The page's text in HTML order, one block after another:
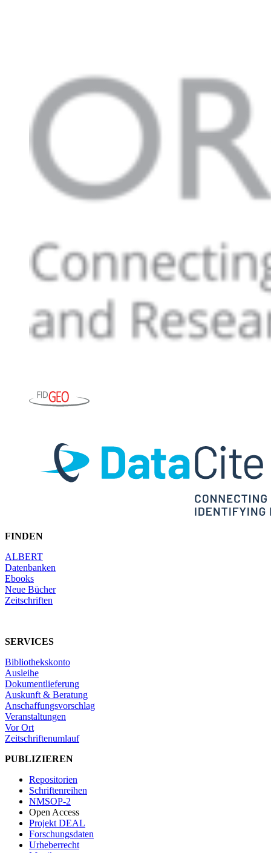
FINDEN
ALBERT
Datenbanken
Ebooks
Neue Bücher
Zeitschriften
SERVICES
Bibliothekskonto
Ausleihe
Dokumentlieferung
Auskunft & Beratung
Anschaffungsvorschlag
Veranstaltungen
Vor Ort
Zeitschriftenumlauf
PUBLIZIEREN
Repositorien
Schriftenreihen
NMSOP-2
Open Access
Projekt DEAL
Forschungsdaten
Urheberrecht